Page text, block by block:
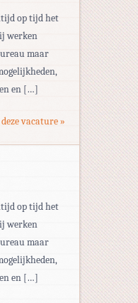
op tijd het
werken
maar
en […]
vacature »
op tijd het
werken
maar
en […]